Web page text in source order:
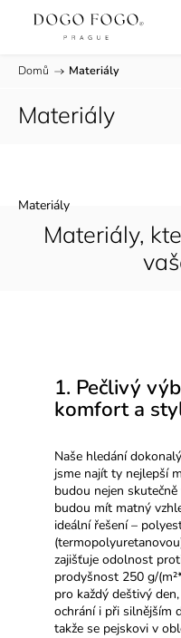
Domů / Materiály
Materiály
Materiály
Materiály,
1. Pečlivý
komfort a
Naše hledání
jsme najít ty nejlepší
budou nejen
budou mít matný
ideální řešení –
zajišťuje odolnost
prodyšnost 250 g/
pro každý deštivý
ochrání i při silnějším
takže se pejskovi v